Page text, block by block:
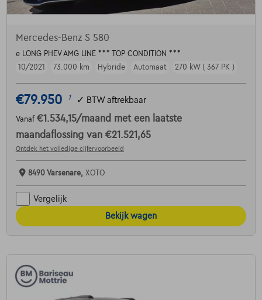
Mercedes-Benz S 580
e LONG PHEV AMG LINE *** TOP CONDITION ***
10/2021
73.000 km Hybride Automaat 270 kW ( 367 PK )
€79.950 1 ✓ BTW aftrekbaar
Vanaf €1.534,15/maand met een laatste
maandaflossing van €21.521,65
Ontdek het volledige cijfervoorbeeld
8490 Varsenare, XOTO
Vergelijk
Bekijk wagen